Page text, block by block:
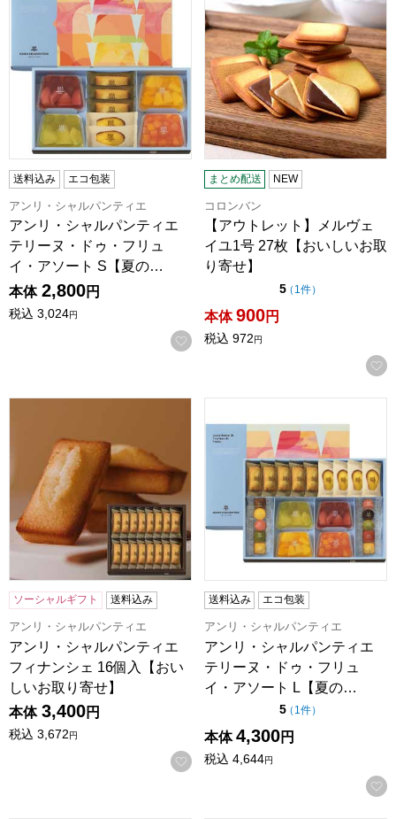
送料込み エコ包装
アンリ・シャルパンティエ
アンリ・シャルパンティエ
テリーヌ・ドゥ・フリュ
イ・アソート S【夏の…
本体 2,800円
税込 3,024円
お気に入りに登録する
まとめ配送 NEW
コロンバン
【アウトレット】メルヴェ
イユ1号 27枚【おいしいお取
り寄せ】
5点（5点満点中）
（ 1件の評価
）
本体 900円
税込 972円
ソーシャルギフト 送料込み
アンリ・シャルパンティエ
アンリ・シャルパンティエ
フィナンシェ 16個入【おい
しいお取り寄せ】
本体 3,400円
税込 3,672円
お気に入りに登録する
送料込み エコ包装
アンリ・シャルパンティエ
アンリ・シャルパンティエ
テリーヌ・ドゥ・フリュ
イ・アソート L【夏の…
5点（5点満点中）
（ 1件の評価
）
本体 4,300円
税込 4,644円